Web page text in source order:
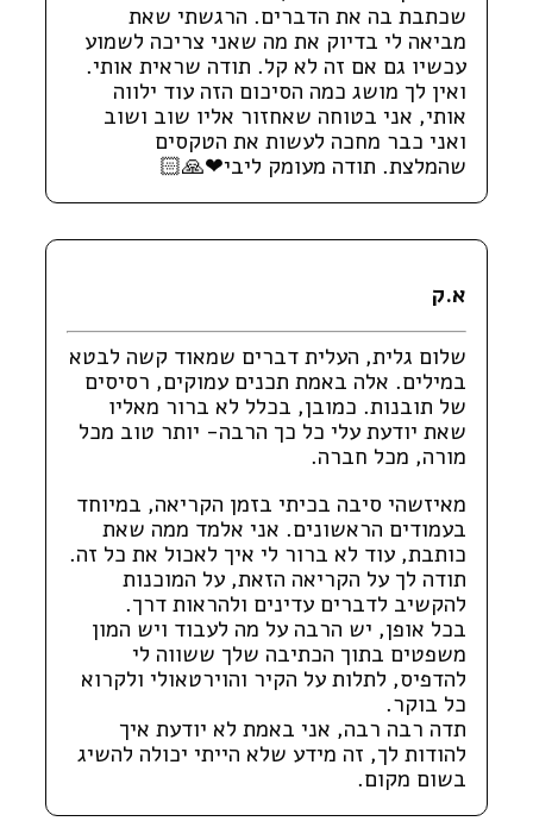
שכתבת בה את הדברים. הרגשתי שאת
מביאה לי בדיוק את מה שאני צריכה לשמוע
עכשיו גם אם זה לא קל. תודה שראית אותי.
ואין לך מושג כמה הסיכום הזה עוד ילווה
אותי, אני בטוחה שאחזור אליו שוב ושוב
ואני כבר מחכה לעשות את הטקסים
שהמלצת. תודה מעומק ליבי❤🙏🏻
א.ק
שלום גלית, העלית דברים שמאוד קשה לבטא
במילים. אלה באמת תכנים עמוקים, רסיסים
של תובנות. כמובן, בכלל לא ברור מאליו
שאת יודעת עלי כל כך הרבה- יותר טוב מכל
מורה, מכל חברה.
מאיזשהי סיבה בכיתי בזמן הקריאה, במיוחד
בעמודים הראשונים. אני אלמד ממה שאת
כותבת, עוד לא ברור לי איך לאכול את כל זה.
תודה לך על הקריאה הזאת, על המוכנות
להקשיב לדברים עדינים ולהראות דרך.
בכל אופן, יש הרבה על מה לעבוד ויש המון
משפטים בתוך הכתיבה שלך ששווה לי
להדפיס, לתלות על הקיר והוירטאולי ולקרוא
כל בוקר.
תדה רבה רבה, אני באמת לא יודעת איך
להודות לך, זה מידע שלא הייתי יכולה להשיג
בשום מקום.